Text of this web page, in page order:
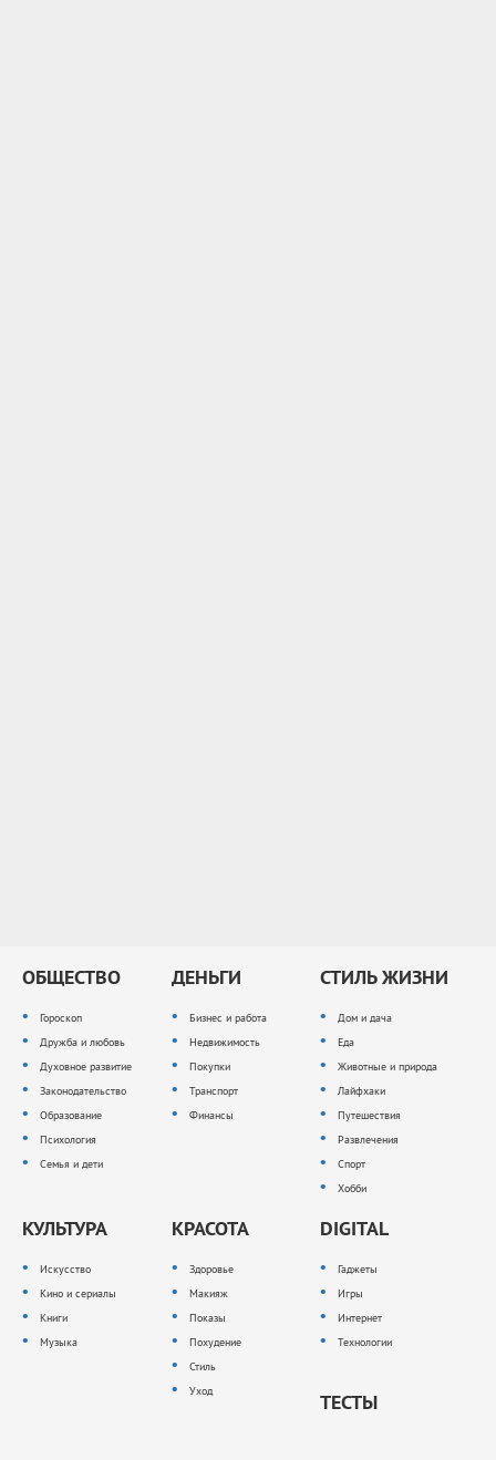
ОБЩЕСТВО
Гороскоп
Дружба и любовь
Духовное развитие
Законодательство
Образование
Психология
Семья и дети
ДЕНЬГИ
Бизнес и работа
Недвижимость
Покупки
Транспорт
Финансы
СТИЛЬ ЖИЗНИ
Дом и дача
Еда
Животные и природа
Лайфхаки
Путешествия
Развлечения
Спорт
Хобби
КУЛЬТУРА
Искусство
Кино и сериалы
Книги
Музыка
КРАСОТА
Здоровье
Макияж
Показы
Похудение
Стиль
Уход
DIGITAL
Гаджеты
Игры
Интернет
Технологии
ТЕСТЫ